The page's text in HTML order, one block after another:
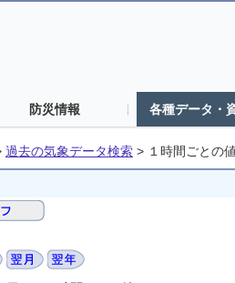
防災情報 各種データ・
過去の気象データ検索 > １時間ごとの